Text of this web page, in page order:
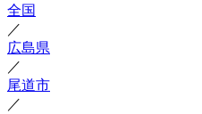
全国
／
広島県
／
尾道市
／